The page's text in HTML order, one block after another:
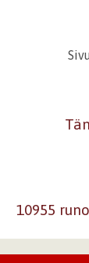
10955